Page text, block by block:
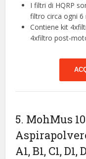
I filtri di HQRP
filtro circa ogni 6
Contiene kit
4xfiltro post-
5. MohMus
A1, B1, C1,